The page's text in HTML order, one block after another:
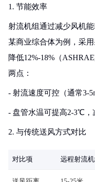
1. 节能效率
射流机组通过减少风机
某商业综合体为例，采
降低12%-18%（
两点：
- 射流速度可控（通常3-
- 盘管水温可提高2-3℃，
2. 与传统送风方式对比
对比项 远程射流机